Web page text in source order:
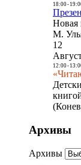
18:00-
Новая
М.
12
12:00-
Архивы
Архивы